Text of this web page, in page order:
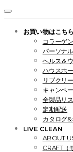
お買い物はこちら
コラーゲ
パーソナ
ヘルス＆
ハウスホ
リブクリ
キャンペ
全製品リ
定期配送
カタログ&
LIVE CLEAN
ABOUT
CRAFT（